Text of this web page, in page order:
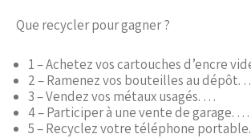
Que recycler pour gagner ?
1 – Achetez vos cartouches d’encre
2 – Ramenez vos bouteilles au dépôt.
3 – Vendez vos métaux usagés. …
4 – Participer à une vente de garage. …
5 – Recyclez votre téléphone